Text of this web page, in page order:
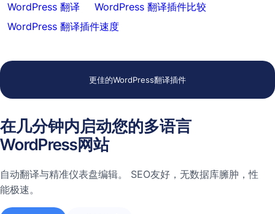
WordPress 翻译
WordPress 翻译插件比较
WordPress 翻译插件速度
更佳的WordPress翻译插件
在几分钟内启动您的多语言
WordPress网站
自动翻译与精准仪表盘编辑。 SEO友好，无数据库臃肿，性
能极速。